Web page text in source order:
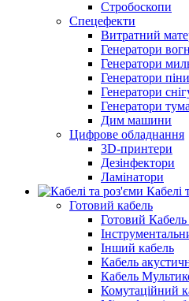
Стробоскопи
Спецефекти
Витратний
Генератори
Генератори
Генератори піни
Генератори
Генератори
Дим машини
Цифрове обладнання
3D-принтери
Дезінфектори
Ламінатори
Кабелі
Готовий кабель
Готовий
Інший кабель
Кабель
Кабель
Комутаційний